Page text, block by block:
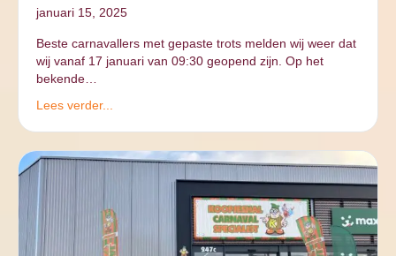
januari 15, 2025
Beste carnavallers met gepaste trots melden wij weer dat
wij vanaf 17 januari van 09:30 geopend zijn. Op het
bekende…
Lees verder...